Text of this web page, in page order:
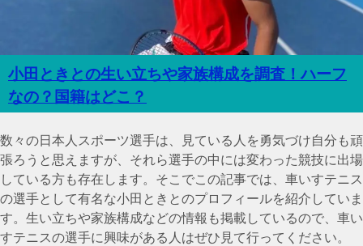
小田ときとの生い立ちや家族構成を調査！ハーフ
なの？国籍はどこ？
数々の日本人スポーツ選手は、見ている人を勇気づけ自分も頑
張ろうと思えますが、それら選手の中には変わった競技に出場
している方も存在します。そこでこの記事では、車いすテニス
の選手として有名な小田ときとのプロフィールを紹介していま
す。生い立ちや家族構成などの情報も掲載しているので、車い
すテニスの選手に興味がある人はぜひ見て行ってください。